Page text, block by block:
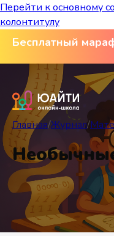
Перейти к основному
колонтитулу
Бесплатный
Главная/Журнал/